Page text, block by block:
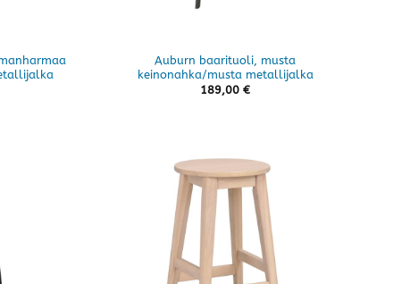
Auburn baarituoli, musta
keinonahka/musta metallijalka
189,00 €